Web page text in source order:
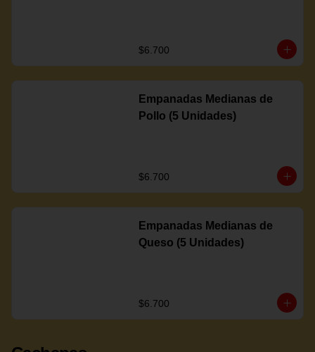
$6.700
Empanadas Medianas de
Pollo (5 Unidades)
$6.700
Empanadas Medianas de
Queso (5 Unidades)
$6.700